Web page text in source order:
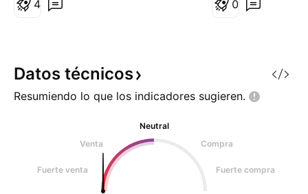
4
principal, y luego
0
Datos técnicos
Resumiendo lo que los indicadores sugieren.
Neutral
Venta
Compra
Fuerte venta Fuerte compra